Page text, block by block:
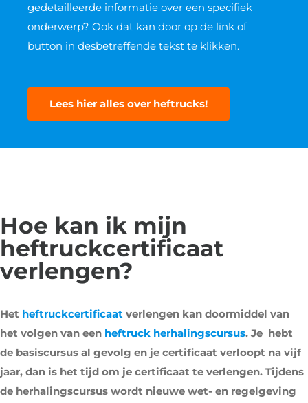
gedetailleerde informatie over een specifiek
onderwerp? Ook dat kan door op de link of
button in desbetreffende tekst te klikken.
Lees hier alles over heftrucks!
Hoe kan ik mijn
heftruckcertificaat
verlengen?
Het heftruckcertificaat verlengen kan doormiddel van
het volgen van een heftruck herhalingscursus. Je hebt
de basiscursus al gevolg en je certificaat verloopt na vijf
jaar, dan is het tijd om je certificaat te verlengen. Tijdens
de herhalingscursus wordt nieuwe wet- en regelgeving